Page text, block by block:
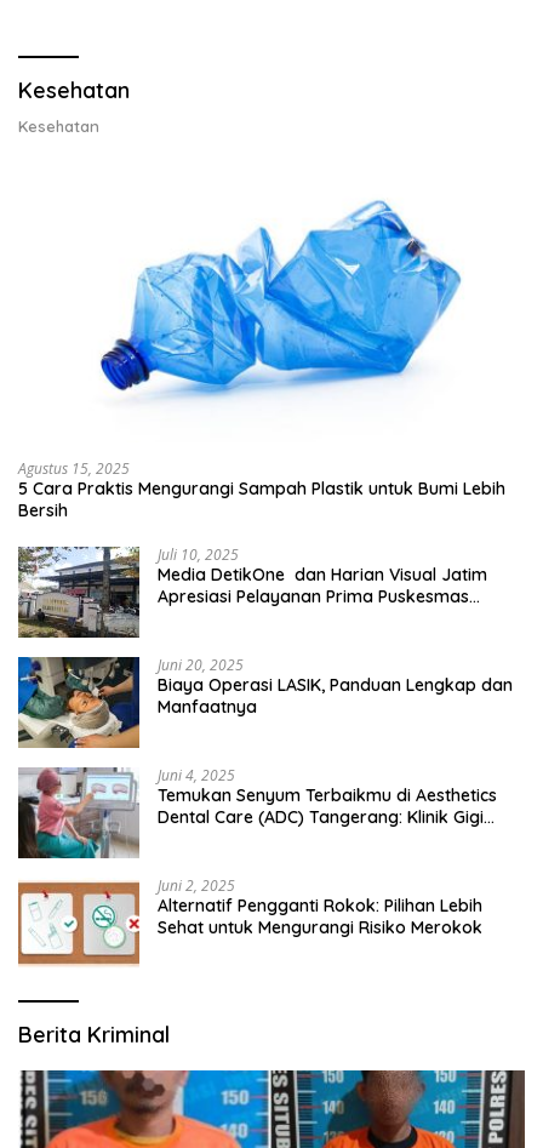
Kesehatan
Kesehatan
Agustus 15, 2025
5 Cara Praktis Mengurangi Sampah Plastik untuk Bumi Lebih
Bersih
Juli 10, 2025
Media DetikOne dan Harian Visual Jatim
Apresiasi Pelayanan Prima Puskesmas
Juni 20, 2025
Biaya Operasi LASIK, Panduan Lengkap dan
Manfaatnya
Juni 4, 2025
Temukan Senyum Terbaikmu di Aesthetics
Dental Care (ADC) Tangerang: Klinik Gigi
Juni 2, 2025
Alternatif Pengganti Rokok: Pilihan Lebih
Sehat untuk Mengurangi Risiko Merokok
Berita Kriminal